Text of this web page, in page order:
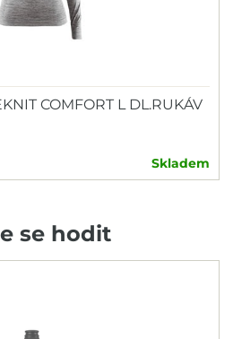
COMFORT L DL.RUKÁV
Skladem
se hodit